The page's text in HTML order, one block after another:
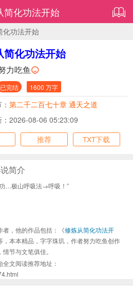
简化功法开始
化功法开始
简化功法开始
力吃鱼
已完结 1600 万字
第二千二百七十章 通天之道
：2026-08-06 05:23:09
推荐 TXT下载
简介
…极山呼吸法→呼吸！”
者，他的作品包括：《修炼从简化功法开
，本本精品，字字珠玑，作者努力吃鱼创作
节与文笔俱佳。
文阅读推荐地址：